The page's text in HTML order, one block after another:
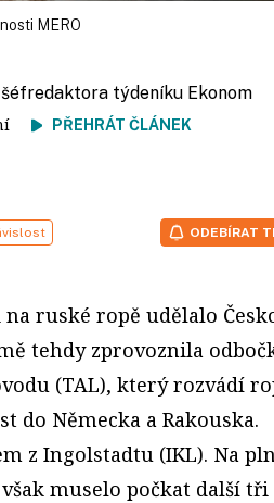
MERO
týdeníku Ekonom
PŘEHRÁT ČLÁNEK
ODEBÍRAT
ruské ropě udělalo
tehdy zprovoznila
(TAL), který rozvádí
do Německa a Rakouska.
z Ingolstadtu (IKL). Na
muselo počkat další tři